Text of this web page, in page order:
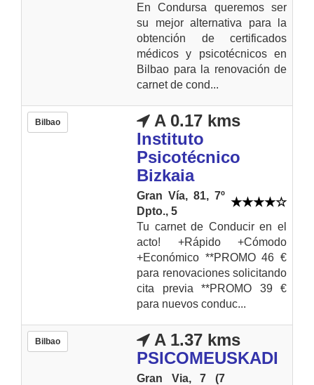
En Condursa queremos ser
su mejor alternativa para la
obtención de certificados
médicos y psicotécnicos en
Bilbao para la renovación de
carnet de cond...
Bilbao
A 0.17 kms
Instituto
Psicotécnico
Bizkaia
Gran Vía, 81, 7º
Dpto., 5
Tu carnet de Conducir en el
acto! +Rápido +Cómodo
+Económico **PROMO 46 €
para renovaciones solicitando
cita previa **PROMO 39 €
para nuevos conduc...
Bilbao
A 1.37 kms
PSICOMEUSKADI
Gran Via, 7 (7